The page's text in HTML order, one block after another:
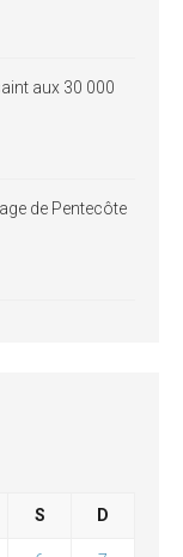
aux 30 000
de Pentecôte
S D